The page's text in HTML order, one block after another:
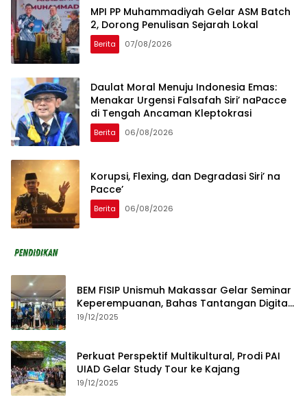
MPI PP Muhammadiyah Gelar ASM Batch
2, Dorong Penulisan Sejarah Lokal
Berita 07/08/2026
Daulat Moral Menuju Indonesia Emas:
Menakar Urgensi Falsafah Siri’ naPacce
di Tengah Ancaman Kleptokrasi
Berita 06/08/2026
Korupsi, Flexing, dan Degradasi Siri’ na
Pacce’
Berita 06/08/2026
BEM FISIP Unismuh Makassar Gelar Seminar
Keperempuanan, Bahas Tantangan Digital
dan Budaya Lokal
19/12/2025
Perkuat Perspektif Multikultural, Prodi PAI
UIAD Gelar Study Tour ke Kajang
19/12/2025